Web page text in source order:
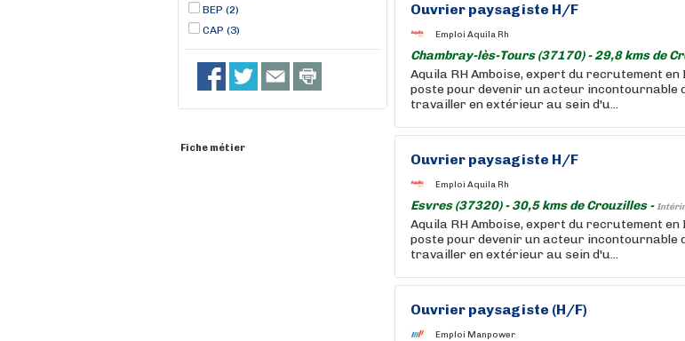
BEP (2)
CAP (3)
Fiche métier
Ouvrier paysagiste H/F
Emploi Aquila Rh
Chambray-lès-Tours (37170) - 29,8 kms de
Aquila RH Amboise, expert du recrutement en
poste pour devenir un acteur incontournable
travailler en extérieur au sein d'u...
Ouvrier paysagiste H/F
Emploi Aquila Rh
Esvres (37320) - 30,5 kms de Crouzilles -
Aquila RH Amboise, expert du recrutement en
poste pour devenir un acteur incontournable
travailler en extérieur au sein d'u...
Ouvrier paysagiste (H/F)
Emploi Manpower